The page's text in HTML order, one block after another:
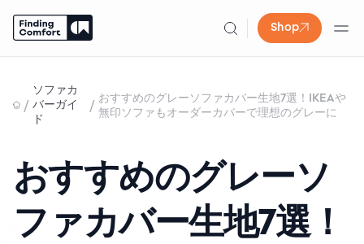
Shop
content
/
ソファカ
バーガイ
ド
/ おすすめのグレーソファカバー生地7選！IKEAや
無印ソファもオーダーカバーで理想のグレーに
おすすめのグレーソ
ファカバー生地7選！